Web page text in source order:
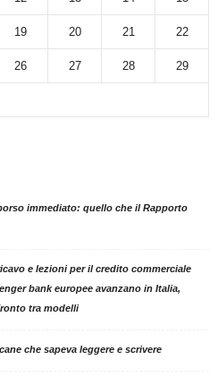
19 20 21 22
26 27 28 29
immediato: quello che il Rapporto
e lezioni per il credito commerciale
bank europee avanzano in Italia,
tra modelli
che sapeva leggere e scrivere